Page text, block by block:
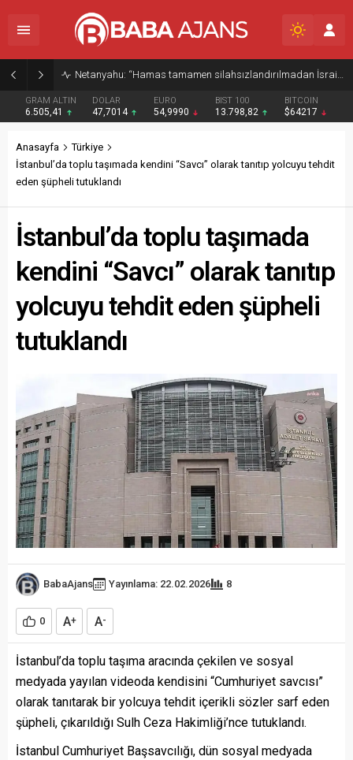
Netanyahu: “Hamas tamamen silahsızlandırılmadan İsrail Gazze’den çekilmeyecek”
GRAM ALTIN
6.505,41
DOLAR
47,7014
EURO
54,9990
BIST 100
13.798,82
BITCOIN
$64217
Anasayfa
Türkiye
İstanbul’da toplu taşımada kendini “Savcı” olarak tanıtıp yolcuyu tehdit
eden şüpheli tutuklandı
İstanbul’da toplu taşımada
kendini “Savcı” olarak tanıtıp
yolcuyu tehdit eden şüpheli
tutuklandı
BabaAjans Yayınlama: 22.02.2026 8
0 A+ A-
İstanbul’da toplu taşıma aracında çekilen ve sosyal
medyada yayılan videoda kendisini “Cumhuriyet savcısı”
olarak tanıtarak bir yolcuya tehdit içerikli sözler sarf eden
şüpheli, çıkarıldığı Sulh Ceza Hakimliği’nce tutuklandı.
İstanbul Cumhuriyet Başsavcılığı, dün sosyal medyada